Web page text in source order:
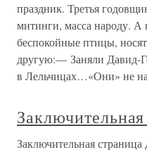
праздник. Третья
митинги, масса народу. А
беспокойные птицы,
другую:— Заняли Давид-
в Лельчицах…«Они» не
Заключительная